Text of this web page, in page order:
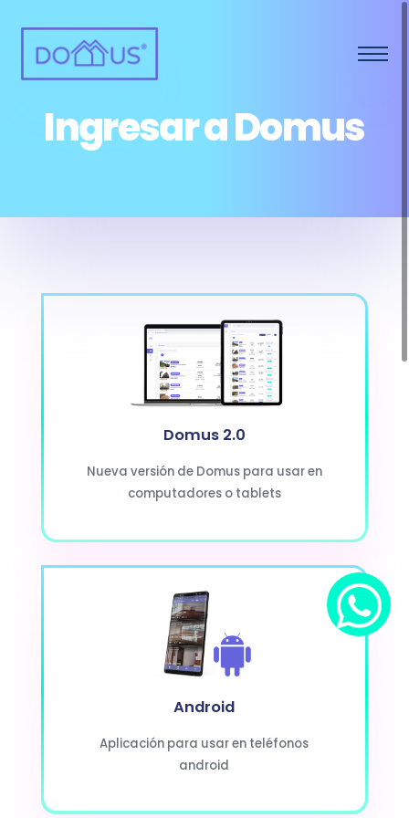
Ingresar a Domus
Domus 2.0
Nueva versión de Domus para usar en
computadores o tablets
Android
Aplicación para usar en teléfonos
android